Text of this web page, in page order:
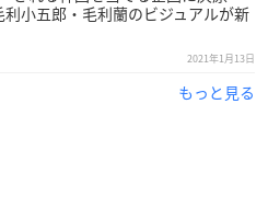
利小五郎・毛利蘭のビジュアルが新
2021年1月13日
もっと見る